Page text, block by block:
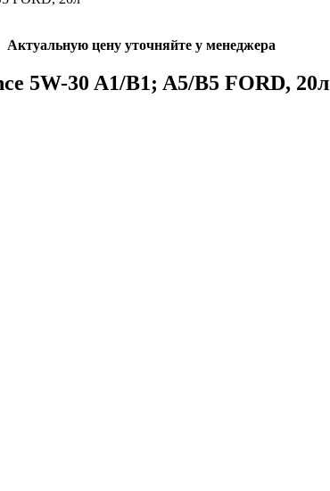
Актуальную цену уточняйте у менеджера
5W-30 A1/B1; A5/B5 FORD, 20л